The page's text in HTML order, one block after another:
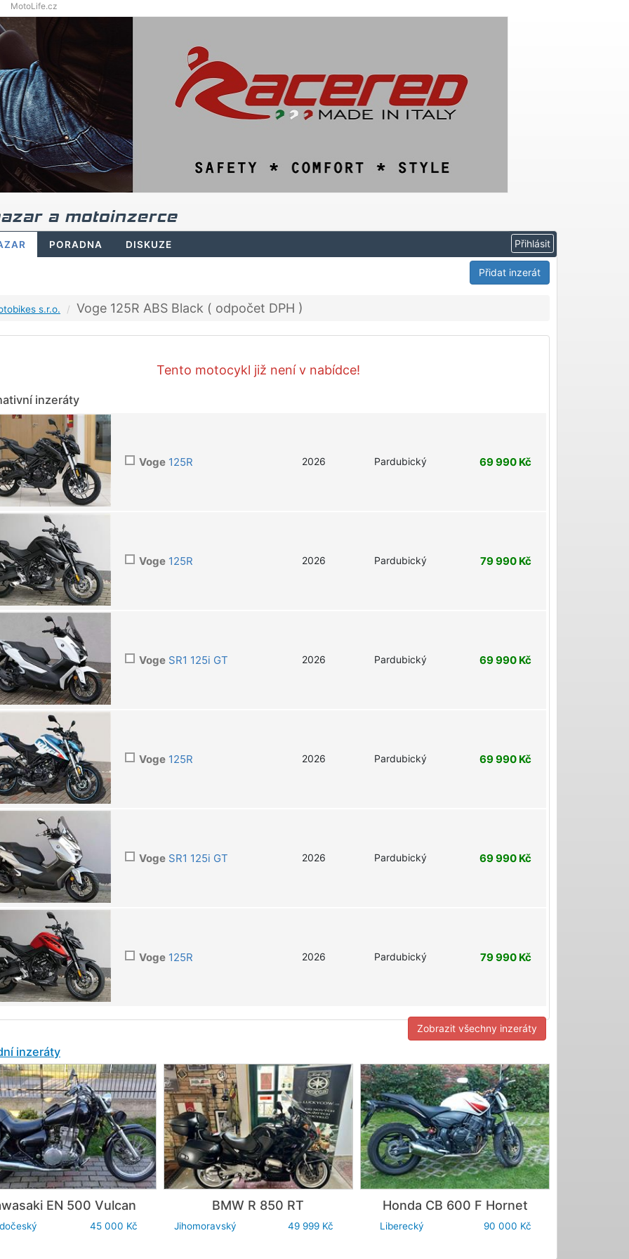
MotoLife.cz
a motoinzerce
PORADNA DISKUZE
Přidat inzerát
s.r.o. Voge 125R ABS Black ( odpočet DPH )
Tento motocykl již není v nabídce!
inzeráty
Voge 125R 2026 Pardubický 69 990 Kč
Voge 125R 2026 Pardubický 79 990 Kč
Voge SR1 125i GT 2026 Pardubický 69 990 Kč
Voge 125R 2026 Pardubický 69 990 Kč
Voge SR1 125i GT 2026 Pardubický 69 990 Kč
Voge 125R 2026 Pardubický 79 990 Kč
Zobrazit všechny inzeráty
inzeráty
EN 500 Vulcan
45 000 Kč
BMW R 850 RT
Jihomoravský 49 999 Kč
Honda CB 600 F Hornet
Liberecký 90 000 Kč